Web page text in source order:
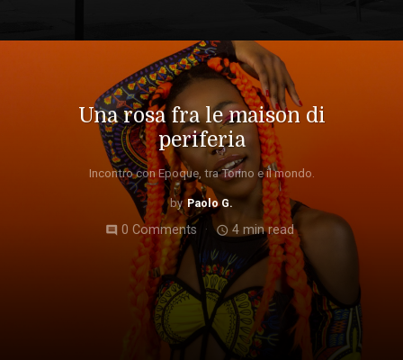
Una rosa fra le maison di
periferia
Incontro con Epoque, tra Torino e il mondo.
Paolo G.
comment 0 Comments access_time 4 min read